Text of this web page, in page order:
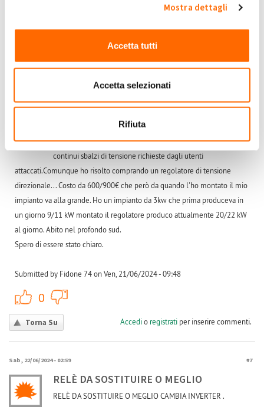
Mostra dettagli
Accetta tutti
Accetta selezionati
Rifiuta
74
linee di E-distribuzione sono vecchie, i trasformatori nelle
cabine sono di 30anni fa'. Non hanno la capacità di gestire i
continui sbalzi di tensione richieste dagli utenti
attaccati.Comunque ho risolto comprando un regolatore di tensione
direzionale... Costo da 600/900€ che però da quando l'ho montato il mio
impianto va alla grande. Ho un impianto da 3kw che prima produceva in
un giorno 9/11 kW montato il regolatore produco attualmente 20/22 kW
al giorno. Abito nel profondo sud.
Spero di essere stato chiaro.
Submitted by Fidone 74 on Ven, 21/06/2024 - 09:48
0
Torna Su Accedio registratiper inserire commenti.
Sab, 22/06/2024 - 02:59 #7
RELÈ DA SOSTITUIRE O MEGLIO
RELÈ DA SOSTITUIRE O MEGLIO CAMBIA INVERTER .